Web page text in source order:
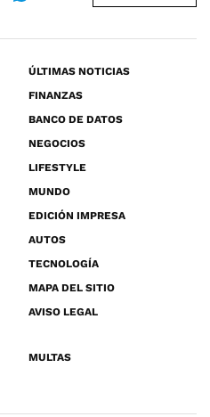
ÚLTIMAS NOTICIAS
FINANZAS
BANCO DE DATOS
NEGOCIOS
LIFESTYLE
MUNDO
EDICIÓN IMPRESA
AUTOS
TECNOLOGÍA
MAPA DEL SITIO
AVISO LEGAL
MULTAS